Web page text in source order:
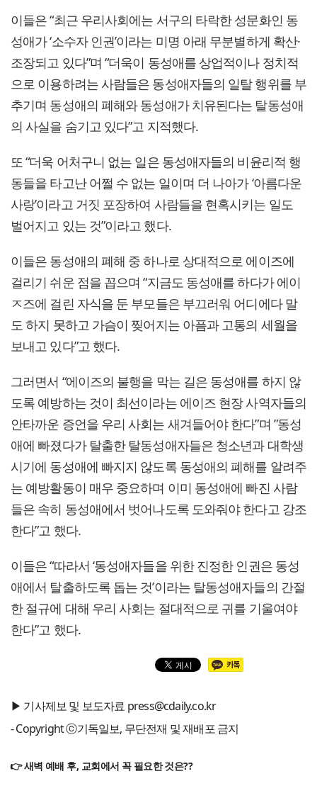
이들은 “최근 우리사회에는 서구의 타락한 성문화인 동
성애가 ‘소수자 인권’이라는 미명 아래 무분별하게 확산·
조장되고 있다”며 “더욱이 동성애를 상업적이나 정치적
으로 이용하려는 사람들은 동성애자들의 일탈 행위를 부
추기며 동성애의 폐해와 동성애가 치유된다는 탈동성애
의 사실을 숨기고 있다”고 지적했다.
또 “더욱 어처구니 없는 일은 동성애자들의 비윤리적 행
동들을 타고난 어쩔 수 없는 일이며 더 나아가 ‘아름다운
사랑’이라고 거짓 포장하여 사람들을 현혹시키는 일도
벌어지고 있는 것”이라고 했다.
이들은 동성애의 폐해 중 하나로 상대적으로 에이즈에
걸리기 쉬운 점을 꼽으며 “지금도 동성애를 하다가 에이
ㅈ즈에 걸린 자식을 둔 부모들은 부끄러워 어디에다 말
도 하지 못하고 가슴이 찢어지는 아픔과 고통의 세월을
보내고 있다”고 했다.
그러면서 “에이즈의 불행을 막는 길은 동성애를 하지 않
도록 예방하는 것이 최선이라는 에이즈 현장 사역자들의
안타까운 증언을 우리 사회는 새겨들어야 한다”며 ”동성
애에 빠졌다가 탈출한 탈동성애자들은 청소년과 대학생
시기에 동성애에 빠지지 않도록 동성애의 폐해를 알려주
는 예방활동이 매우 중요하며 이미 동성애에 빠진 사람
들은 속히 동성애에서 벗어나도록 도와줘야 한다고 강조
한다”고 했다.
이들은 “따라서 ‘동성애자들을 위한 진정한 인권은 동성
애에서 탈출하도록 돕는 것’이라는 탈동성애자들의 간절
한 절규에 대해 우리 사회는 절대적으로 귀를 기울여야
한다”고 했다.
▶ 기사제보 및 보도자료 press@cdaily.co.kr
- Copyright ⓒ기독일보, 무단전재 및 재배포 금지
👉 새벽 예배 후, 교회에서 꼭 필요한 것은??